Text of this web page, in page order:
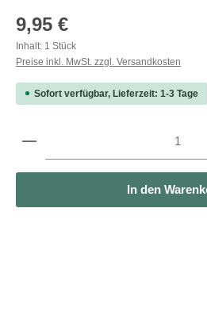
Regulärer Preis:
9,95 €
Inhalt: 1 Stück
Preise inkl. MwSt. zzgl. Versandkosten
Sofort verfügbar, Lieferzeit: 1-3 Tage
Produkt Anzahl: Gib den
In den